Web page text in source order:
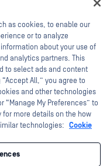
trên trực tuyến
Papers
cụ miễn phí
lưu. OPSWAT , MetaDefender
tin tưởng bất kỳ tệp tin nào.
Bảo vệ thế giới cơ sở hạ
InQuest, DFI, RetroHunt, Deep
mại của OPSWAT Các
as cookies, to enable our
or to analyze
about your use of
analytics partners. This
to select ads and content
All,” you agree to
and other technologies
“Manage My Preferences” to
for more details on the how
technologies: Cookie
virtual assistant.
secure what's critical